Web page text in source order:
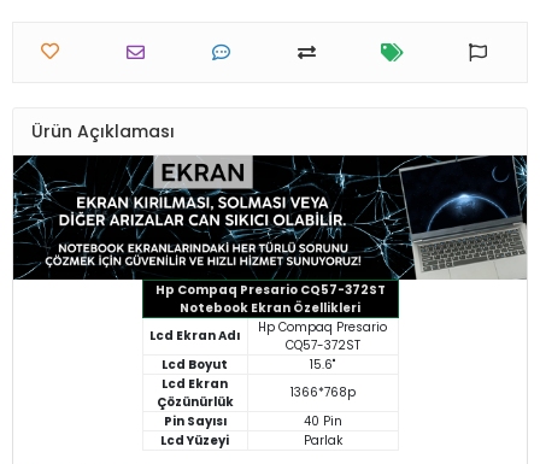
Ürün Açıklaması
Hp Compaq Presario CQ57-372ST
Notebook Ekran Özellikleri
Lcd Ekran Adı
Hp Compaq Presario
CQ57-372ST
Lcd Boyut
15.6"
Lcd Ekran
Çözünürlük
1366*768p
Pin Sayısı
40 Pin
Lcd Yüzeyi
Parlak